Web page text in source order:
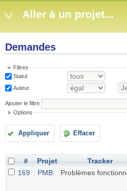
Aller à un projet...
Demandes
Filtres
Statut
Auteur
Ajouter le filtre
Options
Appliquer Effacer
# Projet Tracker
169
PMB Problèmes